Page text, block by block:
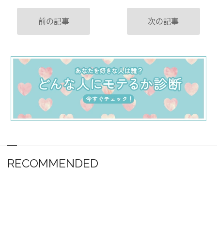
前の記事 次の記事
RECOMMENDED